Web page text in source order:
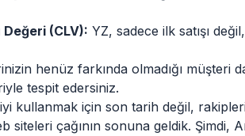
(CLV): YZ, sadece ilk satışı
henüz farkında olmadığı müşteri
tespit edersiniz.
kullanmak için son tarih değil,
siteleri çağının sonuna geldik. Şimdi,